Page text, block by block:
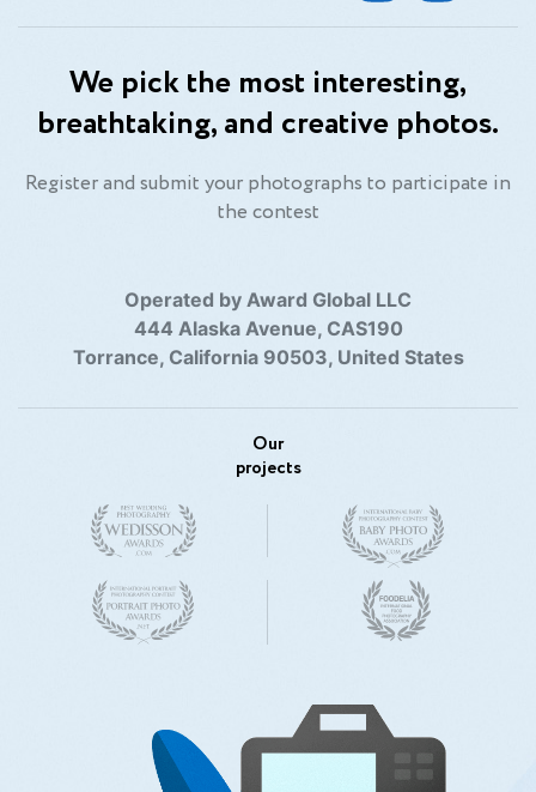
We pick the most interesting,
breathtaking, and creative photos.
Register and submit your photographs to participate in
the contest
Operated by Award Global LLC
444 Alaska Avenue, CAS190
Torrance, California 90503, United States
Our
projects